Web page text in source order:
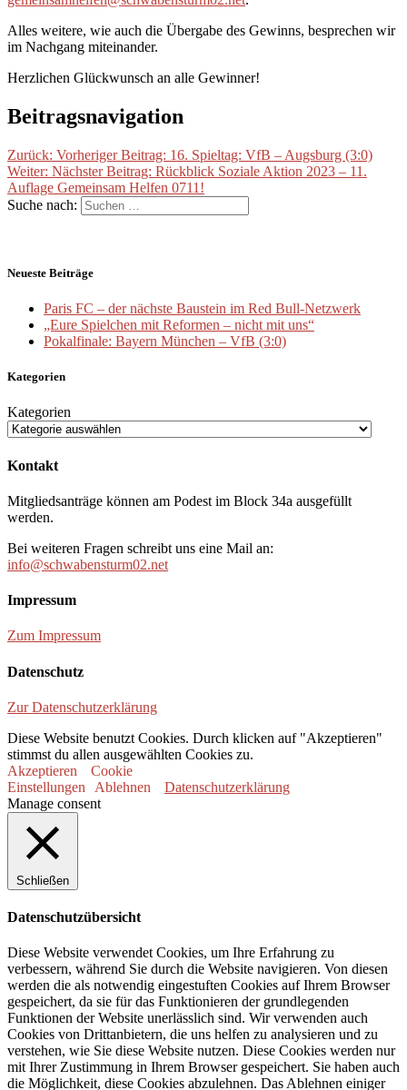
Alles weitere, wie auch die Übergabe des Gewinns, besprechen wir
im Nachgang miteinander.
Herzlichen Glückwunsch an alle Gewinner!
Beitragsnavigation
Zurück: Vorheriger Beitrag: 16. Spieltag: VfB – Augsburg (3:0)
Weiter: Nächster Beitrag: Rückblick Soziale Aktion 2023 – 11.
Auflage Gemeinsam Helfen 0711!
Suche nach:
Neueste Beiträge
Paris FC – der nächste Baustein im Red Bull-Netzwerk
„Eure Spielchen mit Reformen – nicht mit uns“
Pokalfinale: Bayern München – VfB (3:0)
Kategorien
Kategorien
Kontakt
Mitgliedsanträge können am Podest im Block 34a ausgefüllt
werden.
Bei weiteren Fragen schreibt uns eine Mail an:
info@schwabensturm02.net
Impressum
Zum Impressum
Datenschutz
Zur Datenschutzerklärung
Diese Website benutzt Cookies. Durch klicken auf "Akzeptieren"
stimmst du allen ausgewählten Cookies zu.
Akzeptieren
Cookie
Einstellungen
Ablehnen
Datenschutzerklärung
Manage consent
Schließen
Datenschutzübersicht
Diese Website verwendet Cookies, um Ihre Erfahrung zu
verbessern, während Sie durch die Website navigieren. Von diesen
werden die als notwendig eingestuften Cookies auf Ihrem Browser
gespeichert, da sie für das Funktionieren der grundlegenden
Funktionen der Website unerlässlich sind. Wir verwenden auch
Cookies von Drittanbietern, die uns helfen zu analysieren und zu
verstehen, wie Sie diese Website nutzen. Diese Cookies werden nur
mit Ihrer Zustimmung in Ihrem Browser gespeichert. Sie haben auch
die Möglichkeit, diese Cookies abzulehnen. Das Ablehnen einiger